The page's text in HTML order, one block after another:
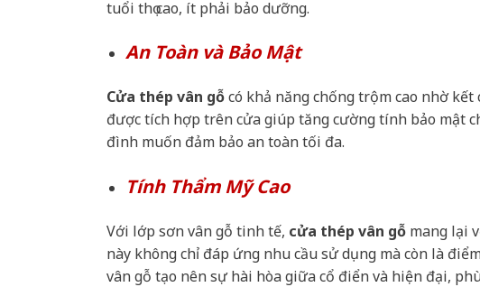
tuổi thọ cao, ít phải bảo dưỡng.
An Toàn và Bảo Mật
Cửa thép vân gỗcó khả năng chống trộm cao nhờ
được tích hợp trên cửa giúp tăng cường tính bảo mật
đình muốn đảm bảo an toàn tối đa.
Tính Thẩm Mỹ Cao
Với lớp sơn vân gỗ tinh tế, cửa thép vân gỗ mang lại
này không chỉ đáp ứng nhu cầu sử dụng mà còn là
vân gỗ tạo nên sự hài hòa giữa cổ điển và hiện đại,